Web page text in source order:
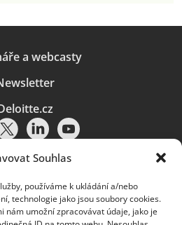
Souhlas
používáme k ukládání a/nebo
technologie jako jsou soubory cookies.
nám umožní zpracovávat údaje, jako je
a webcasty
údajů|Soubory cookies |